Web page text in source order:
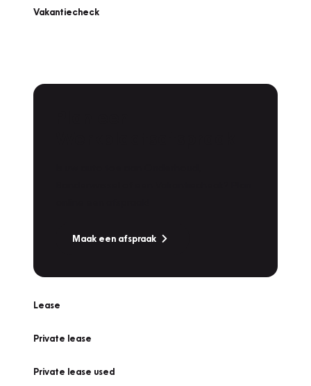
Vakantiecheck
Maak een afspraak
Lease
Private lease
Private lease used